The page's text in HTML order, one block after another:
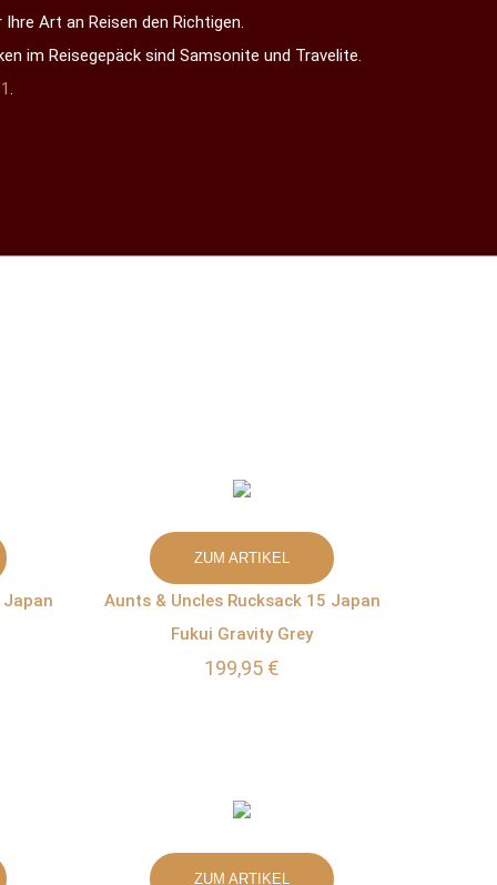
Art an Reisen den Richtigen.
im Reisegepäck sind Samsonite und Travelite.
.
Japan
ZUM ARTIKEL
Aunts & Uncles Rucksack 15 Japan
Fukui Gravity Grey
199,95 €
ZUM ARTIKEL